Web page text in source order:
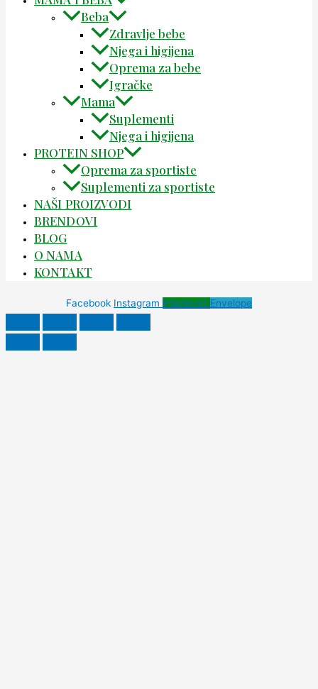
Beba
Zdravlje bebe
Njega i higijena
Oprema za bebe
Igračke
Mama
Suplementi
Njega i higijena
PROTEIN SHOP
Oprema za sportiste
Suplementi za sportiste
NAŠI PROIZVODI
BRENDOVI
BLOG
O NAMA
KONTAKT
Facebook Instagram Phone-alt Envelope